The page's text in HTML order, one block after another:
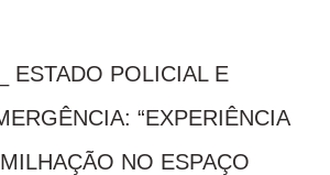
_ ESTADO POLICIAL E
“EXPERIÊNCIA
NO ESPAÇO